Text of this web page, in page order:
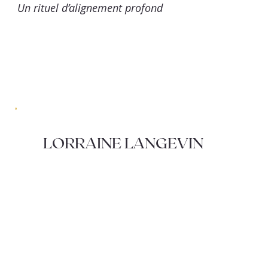
Un rituel d’alignement profond
LORRAINE LANGEVIN